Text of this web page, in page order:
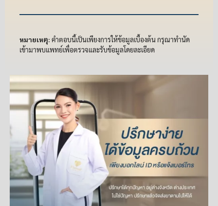
หมายเหตุ: คำตอบนี้เป็นเพียงการให้ข้อมูลเบื้องต้น กรุณาทำนัด
เข้ามาพบแพทย์เพื่อตรวจและรับข้อมูลโดยละเอียด